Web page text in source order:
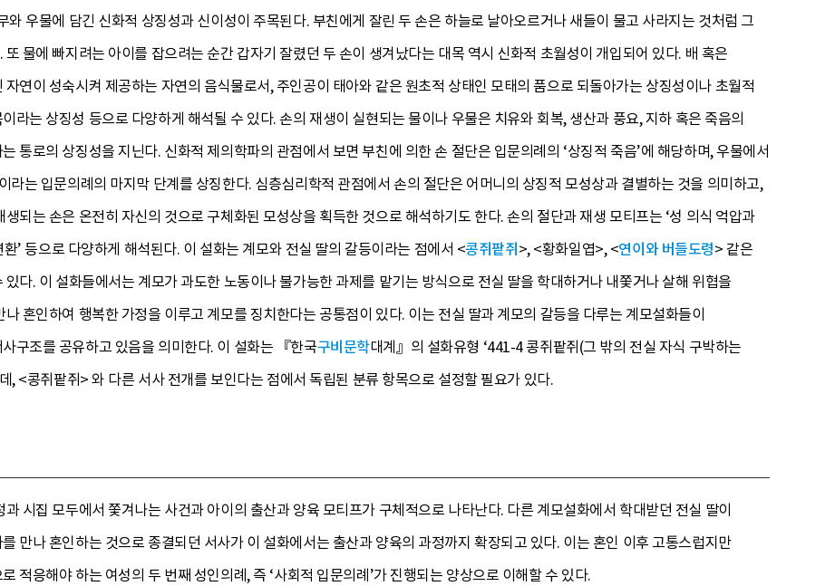
와 우물에 담긴 신화적 상징성과 신이성이 주목된다. 부친에게 잘린 두 손은 하늘로 날아오르거나 새들이 물고 사라지는 것처럼 그
물에 빠지려는 아이를 잡으려는 순간 갑자기 잘렸던 두 손이 생겨났다는 대목 역시 신화적 초월성이 개입되어 있다. 배 혹은
연이 성숙시켜 제공하는 자연의 음식물로서, 주인공이 태아와 같은 원초적 상태인 모태의 품으로 되돌아가는 상징성이나 초월적
라는 상징성 등으로 다양하게 해석될 수 있다. 손의 재생이 실현되는 물이나 우물은 치유와 회복, 생산과 풍요, 지하 혹은 죽음의
통로의 상징성을 지닌다. 신화적 제의학파의 관점에서 보면 부친에 의한 손 절단은 입문의례의 ‘상징적 죽음’에 해당하며, 우물에서
라는 입문의례의 마지막 단계를 상징한다. 심층심리학적 관점에서 손의 절단은 어머니의 상징적 모성상과 결별하는 것을 의미하고,
되는 손은 온전히 자신의 것으로 구체화된 모성상을 획득한 것으로 해석하기도 한다. 손의 절단과 재생 모티프는 ‘성 의식 억압과
환’ 등으로 다양하게 해석된다. 이 설화는 계모와 전실 딸의 갈등이라는 점에서 <콩쥐팥쥐 >, <황화일엽>, <연이와 버들도령> 같은
다. 이 설화들에서는 계모가 과도한 노동이나 불가능한 과제를 맡기는 방식으로 전실 딸을 학대하거나 내쫓거나 살해 위협을
혼인하여 행복한 가정을 이루고 계모를 징치한다는 공통점이 있다. 이는 전실 딸과 계모의 갈등을 다루는 계모설화들이
구조를 공유하고 있음을 의미한다. 이 설화는 『한국구비문학대계』의 설화유형 ‘441-4 콩쥐팥쥐(그 밖의 전실 자식 구박하는
, <콩쥐팥쥐> 와 다른 서사 전개를 보인다는 점에서 독립된 분류 항목으로 설정할 필요가 있다.
시집 모두에서 쫓겨나는 사건과 아이의 출산과 양육 모티프가 구체적으로 나타난다. 다른 계모설화에서 학대받던 전실 딸이
만나 혼인하는 것으로 종결되던 서사가 이 설화에서는 출산과 양육의 과정까지 확장되고 있다. 이는 혼인 이후 고통스럽지만
적응해야 하는 여성의 두 번째 성인의례, 즉 ‘사회적 입문의례’가 진행되는 양상으로 이해할 수 있다.